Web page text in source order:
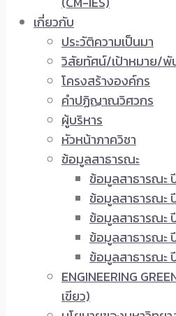
เกี่ยวกับ
ประวัติความเป็นมา
วิสัยทัศน์/เป้าหมาย/
โครงสร้างองค์กร
คำปฏิญาณวิศวกร
ผู้บริหาร
หัวหน้าภาควิชา
ข้อมูลสาธารณะ
ข้อมูลสาธารณะ
ข้อมูลสาธารณะ
ข้อมูลสาธารณะ
ข้อมูลสาธารณะ
ข้อมูลสาธารณะ
ENGINEERING
เขียว)